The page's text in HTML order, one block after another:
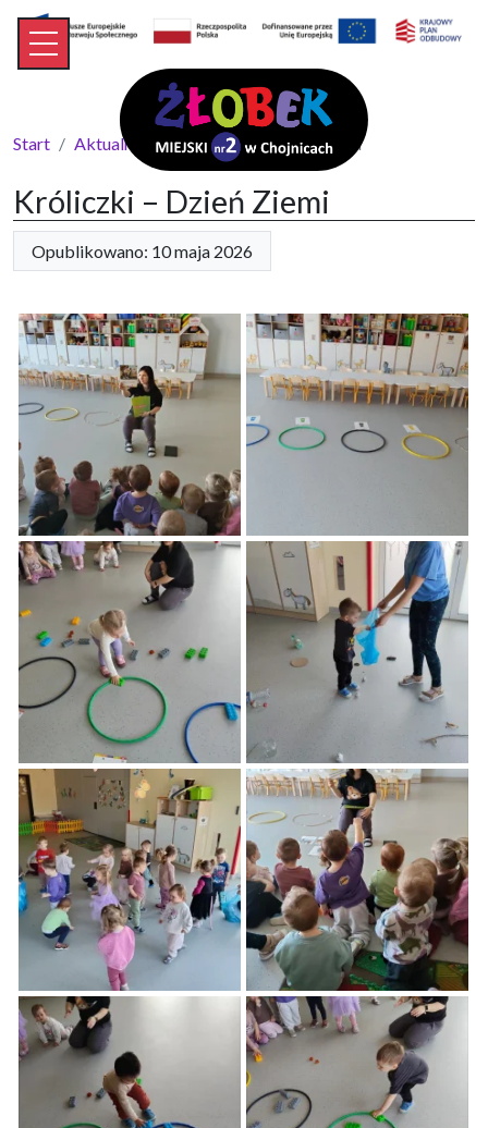
Start Aktualności Króliczki – Dzień Ziemi
Króliczki – Dzień Ziemi
Opublikowano: 10 maja 2026